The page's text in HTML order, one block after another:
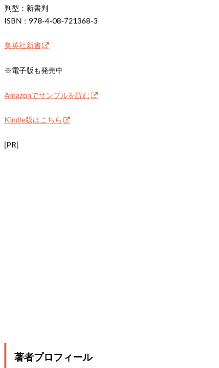
判型：新書判
ISBN：978-4-08-721368-3
集英社新書
※電子版も発売中
Amazonでサンプルを読む
Kindle版はこちら
[PR]
著者プロフィール